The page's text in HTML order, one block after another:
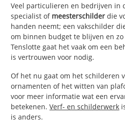
Veel particulieren en bedrijven in
specialist of meesterschilder die
handen neemt; een vakschilder
om binnen budget te blijven en
Tenslotte gaat het vaak om een
is vertrouwen voor nodig.
Of het nu gaat om het schilderen
ornamenten of het witten van
voor meer informatie wat een
betekenen.Verf- en schilderwerk
is anders.